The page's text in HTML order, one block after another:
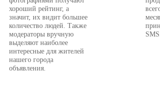
хороший рейтинг, а
значит, их видит большее
количество людей. Также
модераторы вручную
выделяют наиболее
интересные для жителей
нашего города
объявления.